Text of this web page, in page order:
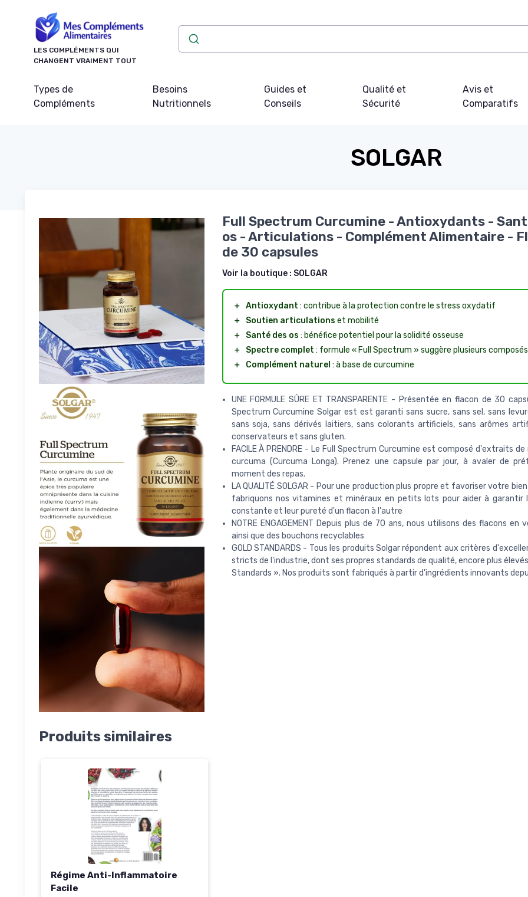
LES COMPLÉMENTS QUI
CHANGENT VRAIMENT TOUT
Types de
Compléments
Besoins
Nutritionnels
Guides et
Conseils
Qualité et
Sécurité
Avis et
Comparatifs
SOLGAR
Full Spectrum Curcumine - Antioxydants -
os - Articulations - Complément Alimentaire -
de 30 capsules
Voir la boutique : SOLGAR
＋ Antioxydant : contribue à la protection contre le stress oxydatif
＋
Soutien articulations et mobilité
＋
Santé des os : bénéfice potentiel pour la solidité osseuse
＋
Spectre complet : formule « Full Spectrum » suggère plusieurs
＋
Complément naturel : à base de curcumine
UNE FORMULE SÛRE ET TRANSPARENTE - Présentée en flacon de 30
Spectrum Curcumine Solgar est est garanti sans sucre, sans sel, sans
sans soja, sans dérivés laitiers, sans colorants artificiels, sans arômes
conservateurs et sans gluten.
FACILE À PRENDRE - Le Full Spectrum Curcumine est composé d'extraits
curcuma (Curcuma Longa). Prenez une capsule par jour, à avaler de
moment des repas.
LA QUALITÉ SOLGAR - Pour une production plus propre et favoriser votre
fabriquons nos vitamines et minéraux en petits lots pour aider à garantir
constante et leur pureté d'un flacon à l'autre
NOTRE ENGAGEMENT Depuis plus de 70 ans, nous utilisons des flacons en
ainsi que des bouchons recyclables
GOLD STANDARDS - Tous les produits Solgar répondent aux critères
stricts de l'industrie, dont ses propres standards de qualité, encore plus élevés
Standards ». Nos produits sont fabriqués à partir d'ingrédients innovants
Produits similaires
Régime Anti-Inflammatoire
Facile